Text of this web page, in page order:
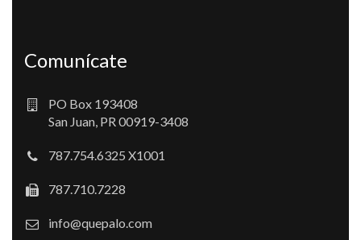
Comunícate
PO Box 193408
San Juan, PR 00919-3408
787.754.6325 X1001
787.710.7228
info@quepalo.com